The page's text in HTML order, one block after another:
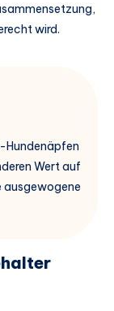
wird.
Hundenäpfen
Wert auf
ausgewogene